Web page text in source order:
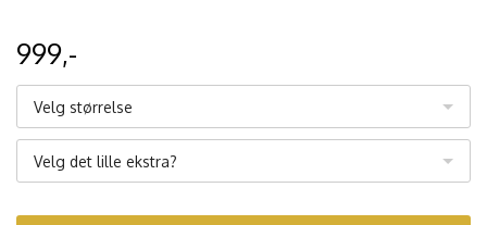
999,-
Velg størrelse
Velg det lille ekstra?